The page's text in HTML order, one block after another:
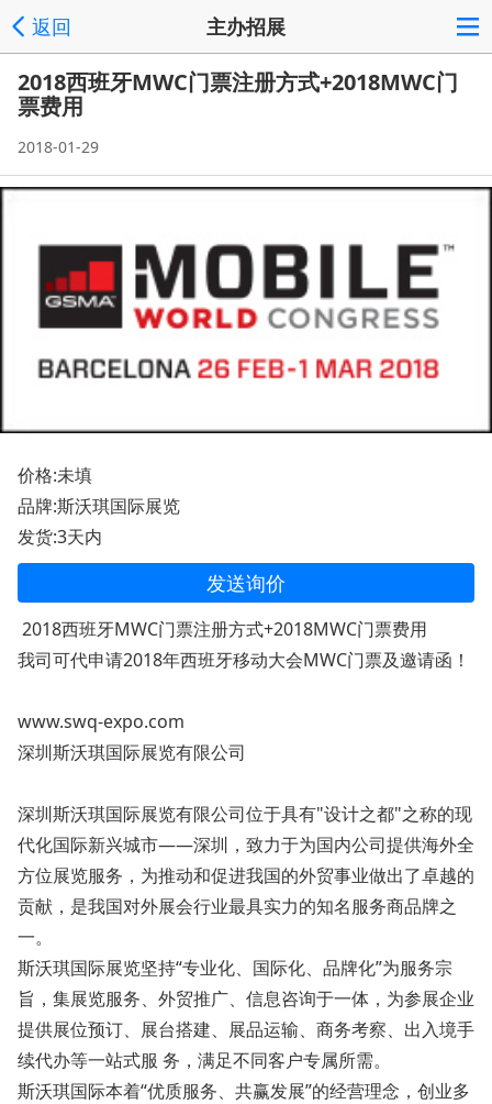
返回 主办招展
2018西班牙MWC门票注册方式+2018MWC门
票费用
2018-01-29
价格:未填
品牌:斯沃琪国际展览
发货:3天内
发送询价
2018西班牙MWC门票注册方式+2018MWC门票费用
我司可代申请2018年西班牙移动大会MWC门票及邀请函！
www.swq-expo.com
深圳斯沃琪国际展览有限公司
深圳斯沃琪国际展览有限公司位于具有"设计之都"之称的现
代化国际新兴城市——深圳，致力于为国内公司提供海外全
方位展览服务，为推动和促进我国的外贸事业做出了卓越的
贡献，是我国对外展会行业最具实力的知名服务商品牌之
一。
斯沃琪国际展览坚持“专业化、国际化、品牌化”为服务宗
旨，集展览服务、外贸推广、信息咨询于一体，为参展企业
提供展位预订、展台搭建、展品运输、商务考察、出入境手
续代办等一站式服 务，满足不同客户专属所需。
斯沃琪国际本着“优质服务、共赢发展”的经营理念，创业多